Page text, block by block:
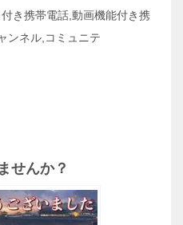
き携帯電話,動画機能付き携
ンネル,コミュニテ
せんか？